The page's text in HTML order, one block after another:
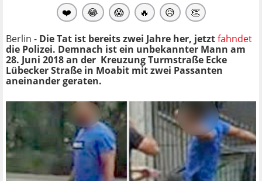
❤️ 😂 😱 🔥 😥 👏
Berlin - Die Tat ist bereits zwei Jahre her, jetztfahndet
die Polizei. Demnach ist ein unbekannter Mann am
28. Juni 2018 an der Kreuzung Turmstraße Ecke
Lübecker Straße in Moabit mit zwei Passanten
aneinander geraten.